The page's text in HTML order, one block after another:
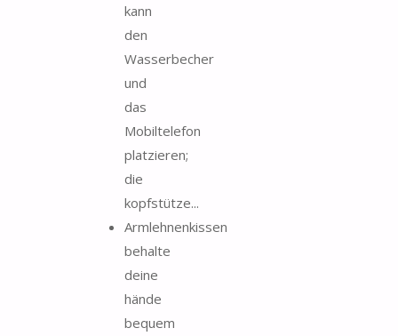
kann
den
Wasserbecher
und
das
Mobiltelefon
platzieren;
die
kopfstütze...
Armlehnenkissen
behalte
deine
hände
bequem